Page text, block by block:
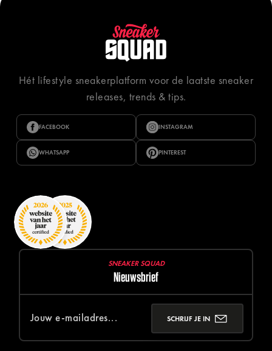
Hét lifestyle sneakerplatform voor de laatste sneaker
releases, trends & tips.
FACEBOOK INSTAGRAM
WHATSAPP PINTEREST
SNEAKER SQUAD
Nieuwsbrief
SCHRIJF JE IN